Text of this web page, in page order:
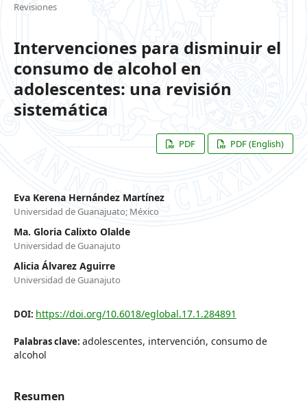
Revisiones
Intervenciones para disminuir el
consumo de alcohol en
adolescentes: una revisión
sistemática
PDF PDF (English)
Eva Kerena Hernández Martínez
Universidad de Guanajuato; México
Ma. Gloria Calixto Olalde
Universidad de Guanajuto
Alicia Álvarez Aguirre
Universidad de Guanajuto
DOI: https://doi.org/10.6018/eglobal.17.1.284891
Palabras clave: adolescentes, intervención, consumo de
alcohol
Resumen